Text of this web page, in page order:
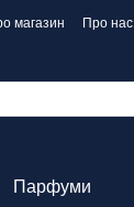
магазин Про нас
Парфуми